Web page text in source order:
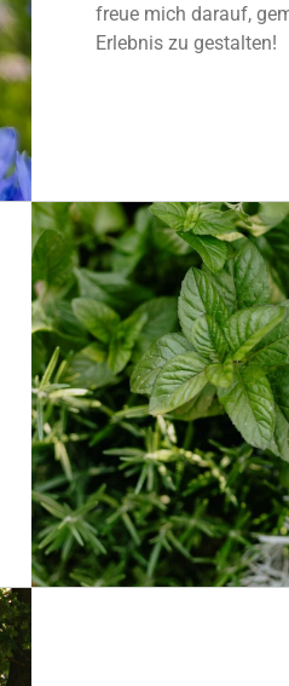
freue mich darauf,
Erlebnis zu gestalten!